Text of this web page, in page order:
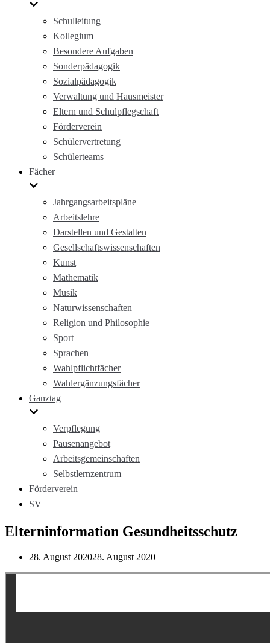
Schulleitung
Kollegium
Besondere Aufgaben
Sonderpädagogik
Sozialpädagogik
Verwaltung und Hausmeister
Eltern und Schulpflegschaft
Förderverein
Schülervertretung
Schülerteams
Fächer
Jahrgangsarbeitspläne
Arbeitslehre
Darstellen und Gestalten
Gesellschaftswissenschaften
Kunst
Mathematik
Musik
Naturwissenschaften
Religion und Philosophie
Sport
Sprachen
Wahlpflichtfächer
Wahlergänzungsfächer
Ganztag
Verpflegung
Pausenangebot
Arbeitsgemeinschaften
Selbstlernzentrum
Förderverein
SV
Elterninformation Gesundheitsschutz
28. August 202028. August 2020